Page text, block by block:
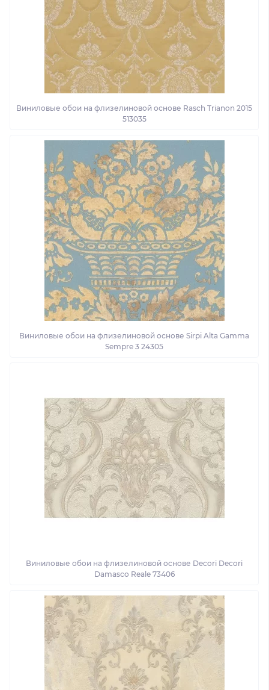
Виниловые обои на флизелиновой основе Rasch Trianon 2015
513035
Виниловые обои на флизелиновой основе Sirpi Alta Gamma
Sempre 3 24305
Виниловые обои на флизелиновой основе Decori Decori
Damasco Reale 73406